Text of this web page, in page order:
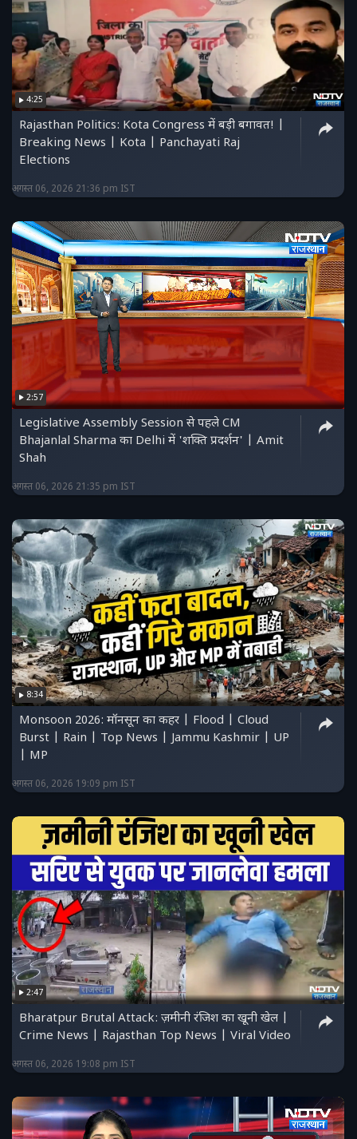
4:25
Rajasthan Politics: Kota Congress में बड़ी बगावत! |
Breaking News | Kota | Panchayati Raj
Elections
अगस्त 06, 2026 21:36 pm IST
2:57
Legislative Assembly Session से पहले CM
Bhajanlal Sharma का Delhi में 'शक्ति प्रदर्शन' | Amit
Shah
अगस्त 06, 2026 21:35 pm IST
8:34
Monsoon 2026: मॉनसून का कहर | Flood | Cloud
Burst | Rain | Top News | Jammu Kashmir | UP
| MP
अगस्त 06, 2026 19:09 pm IST
2:47
Bharatpur Brutal Attack: ज़मीनी रंजिश का खूनी खेल |
Crime News | Rajasthan Top News | Viral Video
अगस्त 06, 2026 19:08 pm IST